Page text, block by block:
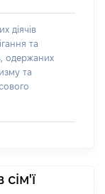
діячів
та
одержаних
та